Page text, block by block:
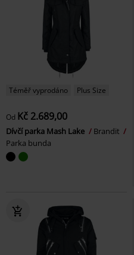
Téměř vyprodáno Plus Size
Od Kč 2.689,00
Dívčí parka Mash Lake
Brandit
Parka bunda